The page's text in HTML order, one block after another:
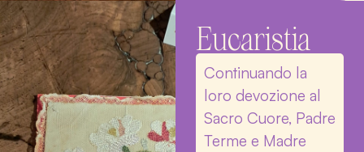
Eucaristia
Continuando la
loro devozione al
Sacro Cuore, Padre
Terme e Madre